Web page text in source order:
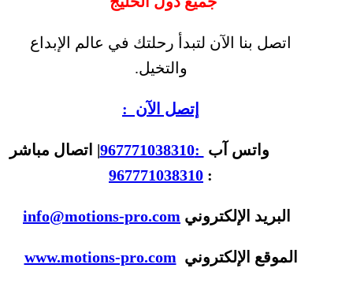
اتصل بنا الآن لتبدأ رحلتك في عالم الإبداع
والتخيل.
إتصل الآن :
واتس آب :967771038310
| اتصال مباشر
:
967771038310
البريد الإلكتروني info@motions-pro.com
الموقع الإلكتروني www.motions-pro.com